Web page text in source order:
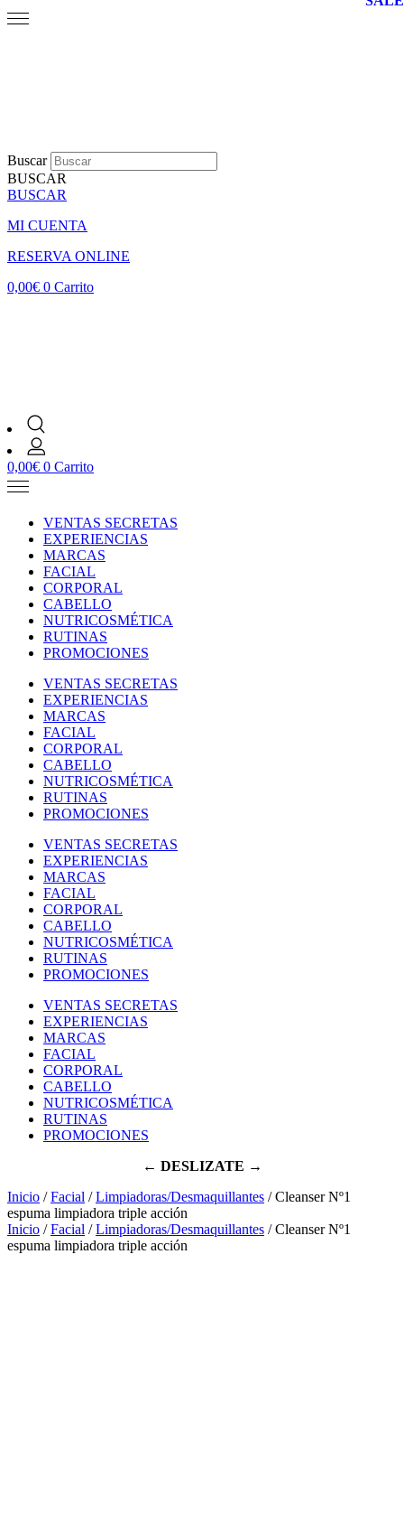
Buscar
BUSCAR
BUSCAR
MI CUENTA
RESERVA ONLINE
0,00€ 0 Carrito
0,00€ 0 Carrito
VENTAS SECRETAS
EXPERIENCIAS
MARCAS
FACIAL
CORPORAL
CABELLO
NUTRICOSMÉTICA
RUTINAS
PROMOCIONES
VENTAS SECRETAS
EXPERIENCIAS
MARCAS
FACIAL
CORPORAL
CABELLO
NUTRICOSMÉTICA
RUTINAS
PROMOCIONES
VENTAS SECRETAS
EXPERIENCIAS
MARCAS
FACIAL
CORPORAL
CABELLO
NUTRICOSMÉTICA
RUTINAS
PROMOCIONES
VENTAS SECRETAS
EXPERIENCIAS
MARCAS
FACIAL
CORPORAL
CABELLO
NUTRICOSMÉTICA
RUTINAS
PROMOCIONES
← DESLIZATE →
Inicio /Facial /Limpiadoras/Desmaquillantes / Cleanser Nº1
espuma limpiadora triple acción
Inicio /Facial /Limpiadoras/Desmaquillantes / Cleanser Nº1
espuma limpiadora triple acción